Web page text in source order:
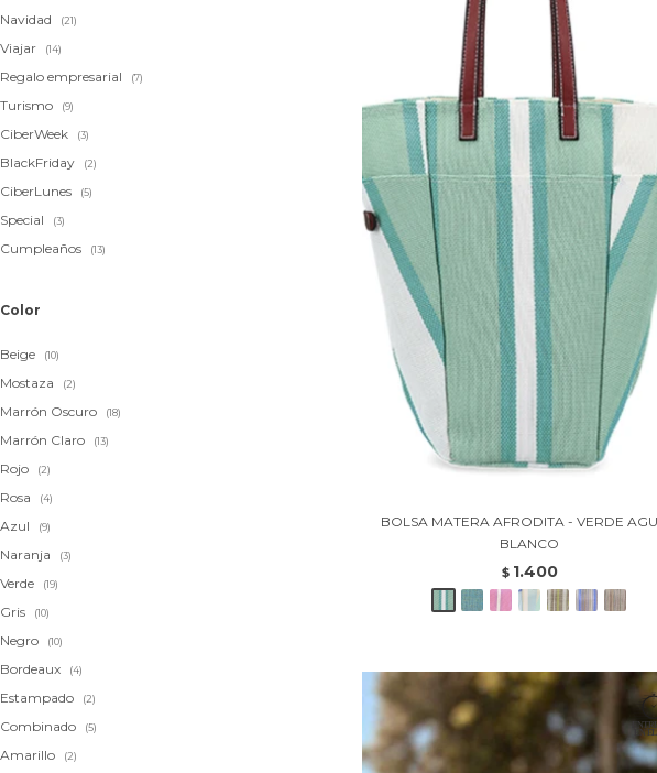
BOLSA MATERA AFRODITA - VERDE
BLANCO
$ 1.400
Navidad (21)
Viajar (14)
Regalo empresarial (7)
Turismo (9)
CiberWeek (3)
BlackFriday (2)
CiberLunes (5)
Special (3)
Cumpleaños (13)
Color
Beige (10)
Mostaza (2)
Marrón Oscuro (18)
Marrón Claro (13)
Rojo (2)
Rosa (4)
Azul (9)
Naranja (3)
Verde (19)
Gris (10)
Negro (10)
Bordeaux (4)
Estampado (2)
Combinado (5)
Amarillo (2)